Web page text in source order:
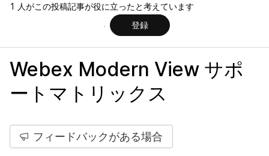
1 人がこの投稿記事が役に立ったと考えています
登録
Webex Modern View サポ
ートマトリックス
フィードバックがある場合